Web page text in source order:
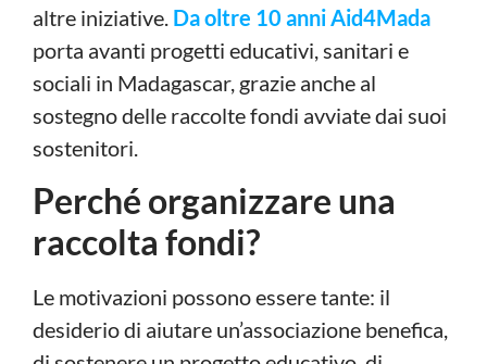
altre iniziative. Da oltre 10 anni Aid4Mada
porta avanti progetti educativi, sanitari e
sociali in Madagascar, grazie anche al
sostegno delle raccolte fondi avviate dai suoi
sostenitori.
Perché organizzare una
raccolta fondi?
Le motivazioni possono essere tante: il
desiderio di aiutare un’associazione benefica,